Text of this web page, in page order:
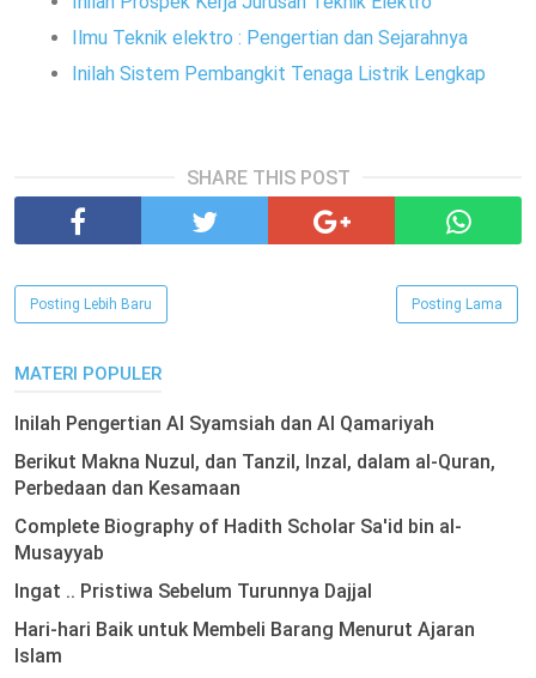
Ilmu Teknik elektro : Pengertian dan Sejarahnya
Inilah Sistem Pembangkit Tenaga Listrik Lengkap
SHARE THIS POST
Posting Lebih Baru Posting Lama
MATERI POPULER
Inilah Pengertian Al Syamsiah dan Al Qamariyah
Berikut Makna Nuzul, dan Tanzil, Inzal, dalam al-Quran,
Perbedaan dan Kesamaan
Complete Biography of Hadith Scholar Sa'id bin al-
Musayyab
Ingat .. Pristiwa Sebelum Turunnya Dajjal
Hari-hari Baik untuk Membeli Barang Menurut Ajaran
Islam